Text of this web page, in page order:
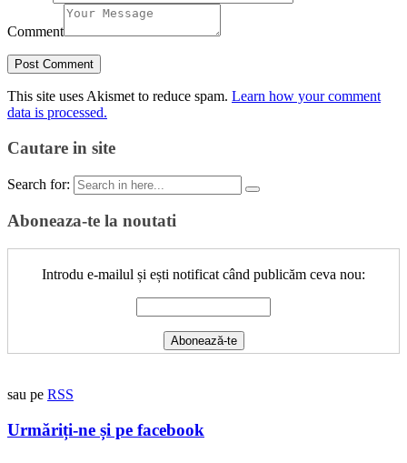
Comment
This site uses Akismet to reduce spam. Learn how your comment
data is processed.
Cautare in site
Search for:
Aboneaza-te la noutati
Introdu e-mailul și ești notificat când publicăm ceva nou:
sau pe RSS
Urmăriți-ne și pe facebook